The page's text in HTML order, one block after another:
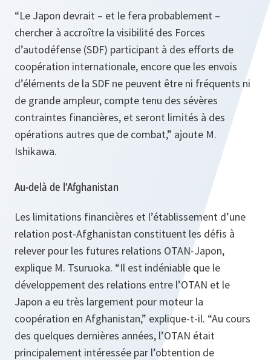
“Le Japon devrait – et le fera probablement –
chercher à accroître la visibilité des Forces
d’autodéfense (SDF) participant à des efforts de
coopération internationale, encore que les envois
d’éléments de la SDF ne peuvent être ni fréquents ni
de grande ampleur, compte tenu des sévères
contraintes financières, et seront limités à des
opérations autres que de combat,” ajoute M.
Ishikawa.
Au-delà de l’Afghanistan
Les limitations financières et l’établissement d’une
relation post-Afghanistan constituent les défis à
relever pour les futures relations OTAN-Japon,
explique M. Tsuruoka. “Il est indéniable que le
développement des relations entre l’OTAN et le
Japon a eu très largement pour moteur la
coopération en Afghanistan,” explique-t-il. “Au cours
des quelques dernières années, l’OTAN était
principalement intéressée par l’obtention de